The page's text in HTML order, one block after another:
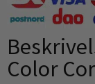
Color